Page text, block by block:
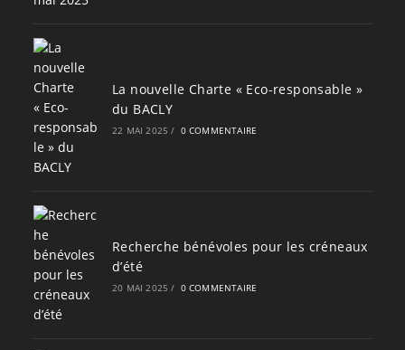
La nouvelle Charte « Eco-responsable »
du BACLY
22 MAI 2025 / 0 COMMENTAIRE
Recherche bénévoles pour les créneaux
d’été
20 MAI 2025 / 0 COMMENTAIRE